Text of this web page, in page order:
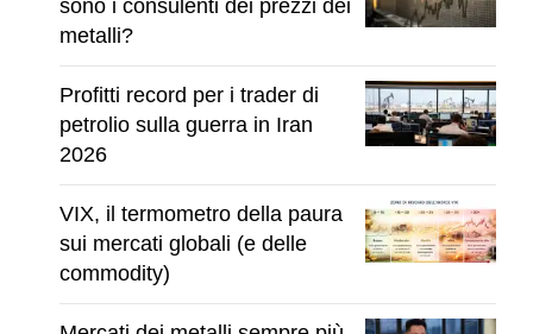
sono i consulenti dei prezzi dei
metalli?
Profitti record per i trader di
petrolio sulla guerra in Iran
2026
VIX, il termometro della paura
sui mercati globali (e delle
commodity)